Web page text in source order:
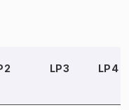
LP3 LP4